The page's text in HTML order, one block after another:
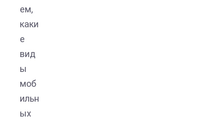
ем,
каки
е
вид
ы
моб
ильн
ых